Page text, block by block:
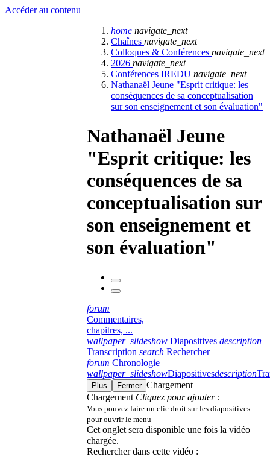
Accéder au contenu
home navigate_next
Chaînes navigate_next
Colloques & Conférences navigate_next
2026 navigate_next
Conférences IREDU navigate_next
Nathanaël Jeune "Esprit critique: les
conséquences de sa conceptualisation
sur son enseignement et son évaluation"
Nathanaël Jeune
"Esprit critique: les
conséquences de sa
conceptualisation sur
son enseignement et
son évaluation"
forum
Commentaires,
chapitres, ...
wallpaper_slideshow Diapositives description
Transcription search Rechercher
forum Chronologie
wallpaper_slideshowDiapositivesdescription
Plus Fermer Chargement
Chargement Cliquez pour ajouter :
Vous pouvez faire un clic droit sur les diapositives
pour ouvrir le menu
Cet onglet sera disponible une fois la vidéo
chargée.
Rechercher dans cette vidéo :